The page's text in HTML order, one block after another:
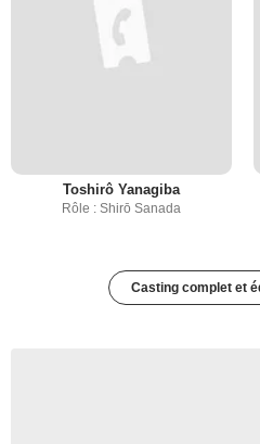
Toshirô Yanagiba
Rôle : Shirō Sanada
Casting complet et